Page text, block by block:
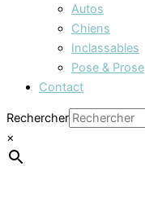
Autos
Chiens
Inclassables
Pose & Prose
Contact
Rechercher
×